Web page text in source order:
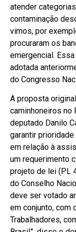
atender
contaminação
vimos, por
procuraram os
emergencial.
adotada
do Congresso
A proposta
caminhoneiros no
deputado Danilo
garantir
em relação à
um requerimento
projeto de lei (PL
do Conselho
deve ser votado
em conjunto, com
Trabalhadores,